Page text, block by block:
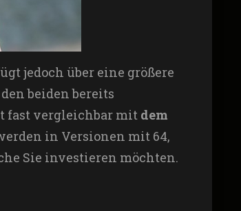
jedoch über eine größere
beiden bereits
fast vergleichbar mit dem
in Versionen mit 64,
Sie investieren möchten.